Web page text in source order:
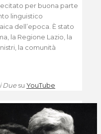
per buona parte
linguistico
dell’epoca. È stato
la Regione Lazio, la
la comunità
Duesu YouTube